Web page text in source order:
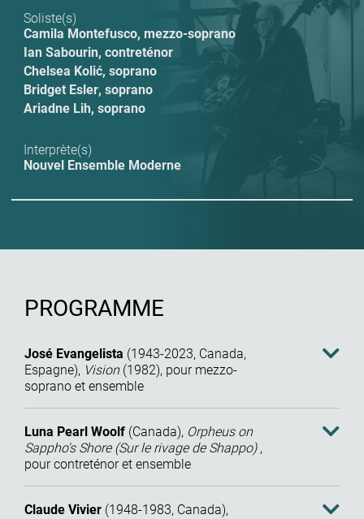
Soliste(s)
Camila Montefusco, mezzo-soprano
Ian Sabourin, contreténor
Chelsea Kolić, soprano
Bridget Esler, soprano
Ariadne Lih, soprano
Interprète(s)
Nouvel Ensemble Moderne
PROGRAMME
José Evangelista (1943-2023, Canada,
Espagne), Vision (1982), pour mezzo-
soprano et ensemble
Luna Pearl Woolf (Canada), Orpheus on
Sappho's Shore (Sur le rivage de Shappo) ,
pour contreténor et ensemble
Claude Vivier (1948-1983, Canada),